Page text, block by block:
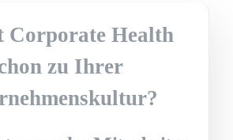
Corporate Health
zu Ihrer